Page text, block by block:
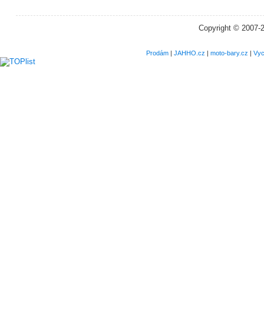
Copyright © 2007-
Prodám| JAHHO.cz | moto-bary.cz |